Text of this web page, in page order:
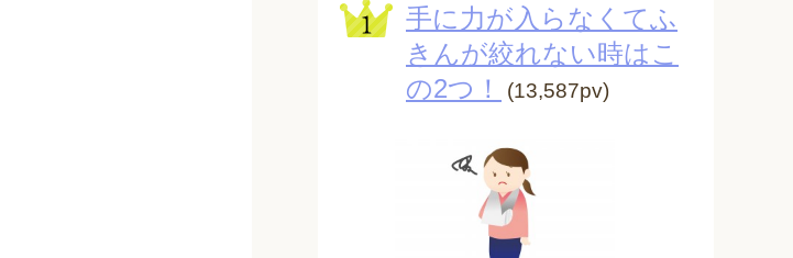
手に力が入らなくてふ
きんが絞れない時はこ
の2つ！
(13,587pv)